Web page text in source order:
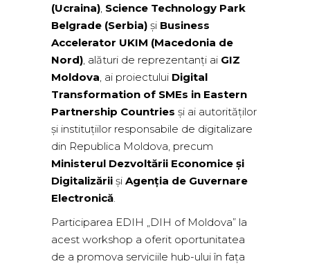
(Ucraina) Science Technology Park
Belgrade (Serbia) și Business
Accelerator UKIM (Macedonia de
Nord) , alături de reprezentanți ai GIZ
Moldova , ai proiectului Digital
Transformation of SMEs in Eastern
Partnership Countries și ai autorităților
și instituțiilor responsabile de digitalizare
din Republica Moldova, precum
Ministerul Dezvoltării Economice și
Digitalizării și Agenția de Guvernare
Electronică
Participarea EDIH „DIH of Moldova” la
acest workshop a oferit oportunitatea
de a promova serviciile hub-ului în fața